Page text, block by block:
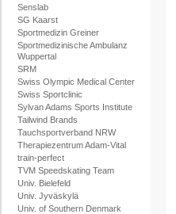
Senslab
SG Kaarst
Sportmedizin Greiner
Sportmedizinische Ambulanz
Wuppertal
SRM
Swiss Olympic Medical Center
Swiss Sportclinic
Sylvan Adams Sports Institute
Tailwind Brands
Tauchsportverband NRW
Therapiezentrum Adam-Vital
train-perfect
TVM Speedskating Team
Univ. Bielefeld
Univ. Jyväskylä
Univ. of Southern Denmark